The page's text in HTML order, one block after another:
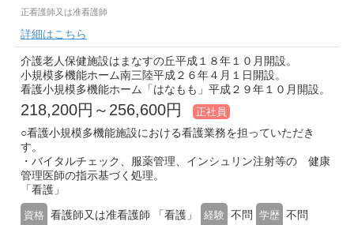
正看護師又は准看護師
詳細はこちら
介護老人保健施設はまなすの丘平成１８年１０月開設。
小規模多機能ホーム南三陸平成２６年４月１日開設。
看護小規模多機能ホーム「はなもも」平成２９年１０月開設。
218,200円～256,600円 正社員
○看護小規模多機能施設における看護業務を担っていただき
す。
・バイタルチェック、服薬管理、インシュリン注射等の 健康
管理医師の指示基づく処理。
「看護」
資格 看護師又は准看護師 「看護」 経験 不問 学歴 不問